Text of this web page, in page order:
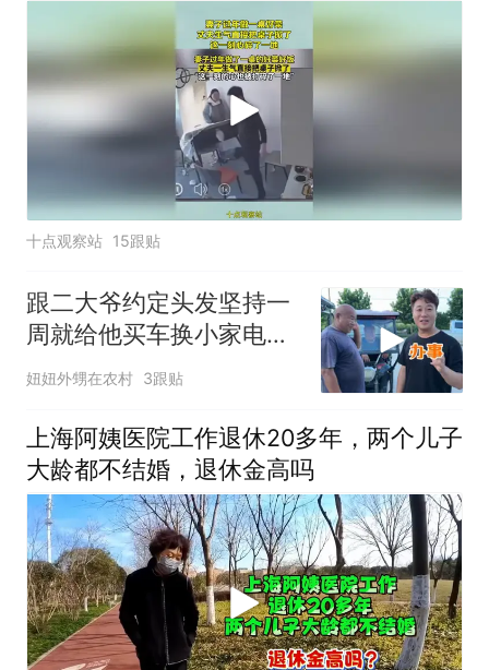
十点观察站 15跟贴
跟二大爷约定头发坚持一
周就给他买车换小家电。
奈何走在哪都被街坊调
剃掉。老人家怕说闲话，
也能理解。下午去地里
妞妞外甥在农村 3跟贴
上海阿姨医院工作退休20多年，两个儿子
大龄都不结婚，退休金高吗